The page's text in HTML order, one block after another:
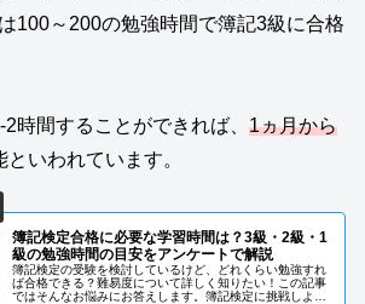
100～200の勉強時間で簿記3級に合格
時間することができれば、 1ヵ月から
いわれています。
簿記検定合格に必要な学習時間は？3級・2級・1
級の勉強時間の目安をアンケートで解説
簿記検定の受験を検討しているけど、どれくらい勉強すれ
ば合格できる？難易度について詳しく知りたい！この記事
ではそんなお悩みにお答えします。簿記検定に挑戦しよう